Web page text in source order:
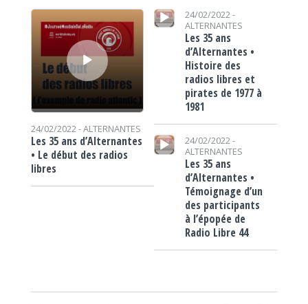
Lecteur audio
24/02/2022 -ALTERNANTES
Les 35 ans d’Alternantes
• Le début des radios
libres
Lecteur audio
24/02/2022 -
ALTERNANTES
Les 35 ans
d’Alternantes •
Histoire des
radios libres et
pirates de 1977 à
1981
Lecteur audio
24/02/2022 -
ALTERNANTES
Les 35 ans
d’Alternantes •
Témoignage d’un
des participants
à l’épopée de
Radio Libre 44